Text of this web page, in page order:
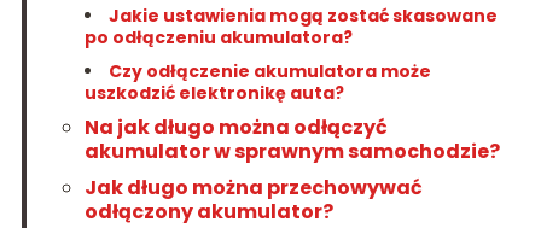
Jakie ustawienia mogą zostać skasowane
po odłączeniu akumulatora?
Czy odłączenie akumulatora może
uszkodzić elektronikę auta?
Na jak długo można odłączyć
akumulator w sprawnym samochodzie?
Jak długo można przechowywać
odłączony akumulator?